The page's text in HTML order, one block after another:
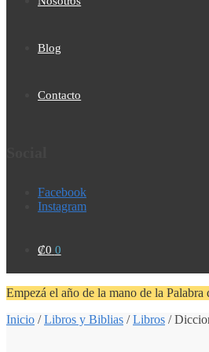
Blog
Contacto
Facebook
Instagram
₡0 0
Empezá el año de la mano de la Palabra
Inicio /Libros y Biblias /Libros /